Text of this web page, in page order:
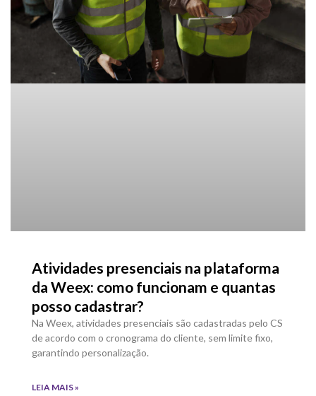
Atividades presenciais na plataforma
da Weex: como funcionam e quantas
posso cadastrar?
Na Weex, atividades presenciais são cadastradas pelo CS
de acordo com o cronograma do cliente, sem limite fixo,
garantindo personalização.
LEIA MAIS »